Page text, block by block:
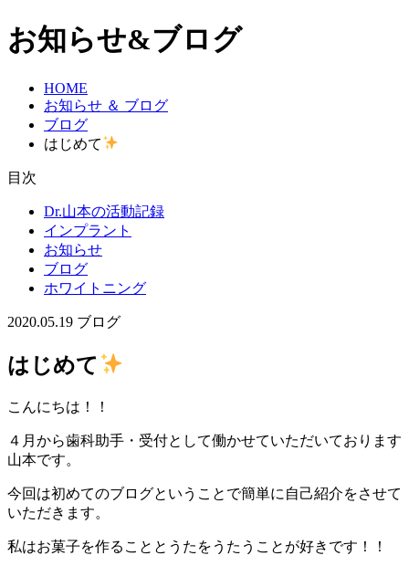
お知らせ&ブログ
HOME
お知らせ ＆ ブログ
ブログ
はじめて
目次
Dr.山本の活動記録
インプラント
お知らせ
ブログ
ホワイトニング
2020.05.19 ブログ
はじめて
こんにちは！！
４月から歯科助手・受付として働かせていただいております
山本です。
今回は初めてのブログということで簡単に自己紹介をさせて
いただきます。
私はお菓子を作ることとうたをうたうことが好きです！！